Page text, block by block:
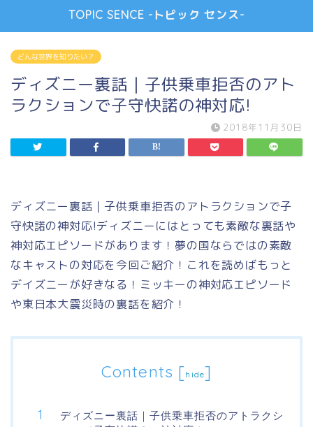
TOPIC SENCE -トピック センス-
どんな世界を知りたい？
ディズニー裏話｜子供乗車拒否のアト
ラクションで子守快諾の神対応!
2018年11月30日
ディズニー裏話｜子供乗車拒否のアトラクションで子
守快諾の神対応!ディズニーにはとっても素敵な裏話や
神対応エピソードがあります！夢の国ならではの素敵
なキャストの対応を今回ご紹介！これを読めばもっと
デイズニーが好きなる！ミッキーの神対応エピソード
や東日本大震災時の裏話を紹介！
Contents [hide]
ディズニー裏話｜子供乗車拒否のアトラクシ